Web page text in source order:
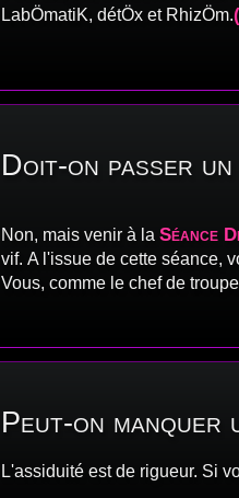
LabÖmatiK, détÖx et RhizÖm.
Doit-on passer
Non, mais venir à la Séance
vif. A l'issue de cette séance,
Vous, comme le chef de
Peut-on manquer
L'assiduité est de rigueur. Si